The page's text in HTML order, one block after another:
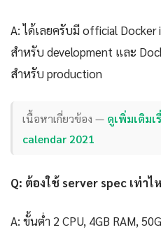
A: ได้เลยครับมี official
สำหรับ development และ
สำหรับ production
เนื้อหาเกี่ยวข้อง — ดูเพิ่มเติม
calendar 2021
Q: ต้องใช้ server spec เท่าไ
A: ขั้นต่ำ 2 CPU, 4GB RAM,